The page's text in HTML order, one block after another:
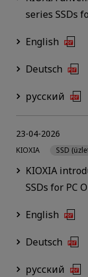
series SSDs
English
Deutsch
русский
KIOXIA
SSDs for PC
23-04-2026
KIOXIA SSD
English
Deutsch
русский